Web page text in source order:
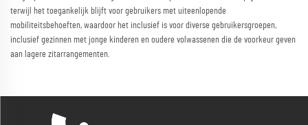
terwijl het toegankelijk blijft voor gebruikers met uiteenlopende
mobiliteitsbehoeften, waardoor het inclusief is voor diverse gebruikersgroepen,
inclusief gezinnen met jonge kinderen en oudere volwassenen die de voorkeur geven
aan lagere zitarrangementen.